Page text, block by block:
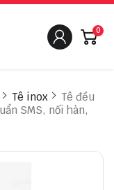
0
Tê inox
Tê đều
SMS, nối hàn,